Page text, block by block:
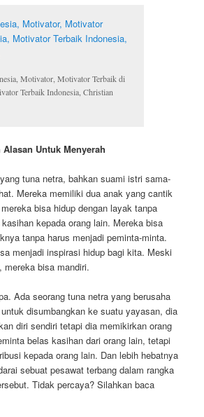
Motivator, Motivator Terbaik di
Terbaik Indonesia, Christian
Untuk Menyerah
tuna netra, bahkan suami istri sama-
Mereka memiliki dua anak yang cantik
bisa hidup dengan layak tanpa
kepada orang lain. Mereka bisa
tanpa harus menjadi peminta-minta.
menjadi inspirasi hidup bagi kita. Meski
mereka bisa mandiri.
Ada seorang tuna netra yang berusaha
disumbangkan ke suatu yayasan, dia
diri sendiri tetapi dia memikirkan orang
belas kasihan dari orang lain, tetapi
kepada orang lain. Dan lebih hebatnya
sebuat pesawat terbang dalam rangka
Tidak percaya? Silahkan baca